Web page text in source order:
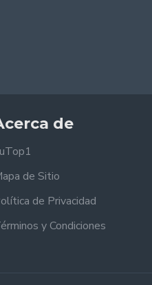
de
de Sitio
de Privacidad
y Condiciones